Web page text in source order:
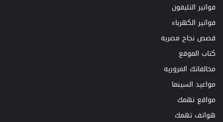
فواتير التليفون
فواتير الكهرباء
قصص نجاح مصريه
كتاب الموقع
مخالفاتك المروريه
مواعيد السينما
مواقع تهمك
هواتف تهمك